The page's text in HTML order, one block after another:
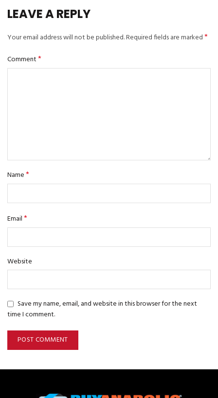
LEAVE A REPLY
Your email address will not be published.Required fields are marked*
Comment*
Name*
Email*
Website
Save my name, email, and website in this browser for the next
time I comment.